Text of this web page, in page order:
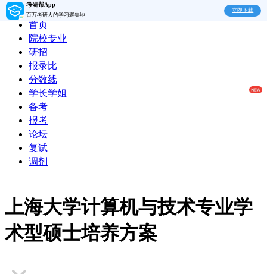
考研帮App
百万考研人的学习聚集地
立即下载
首页
院校专业
研招
报录比
分数线
学长学姐
备考
报考
论坛
复试
调剂
上海大学计算机与技术专业学
术型硕士培养方案